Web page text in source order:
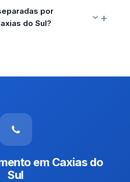
por
do Sul?
em Caxias do
Sul